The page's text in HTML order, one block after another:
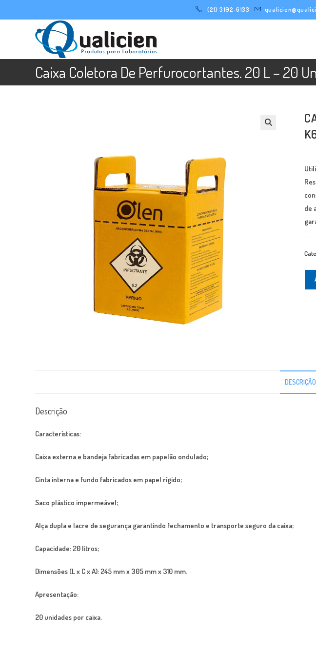
para
(21) 3192-6133
Caixa Coletora De Perfurocortantes. 20 L – 20
de
DESCRIÇÃO
Descrição
Características:
Caixa externa e bandeja fabricadas em papelão ondulado;
Cinta interna e fundo fabricados em papel rígido;
Saco plástico impermeável;
Alça dupla e lacre de segurança garantindo fechamento e transporte seguro da caixa;
Capacidade: 20 litros;
Dimensões (L x C x A): 245 mm x 305 mm x 310 mm.
Apresentação:
20 unidades por caixa.